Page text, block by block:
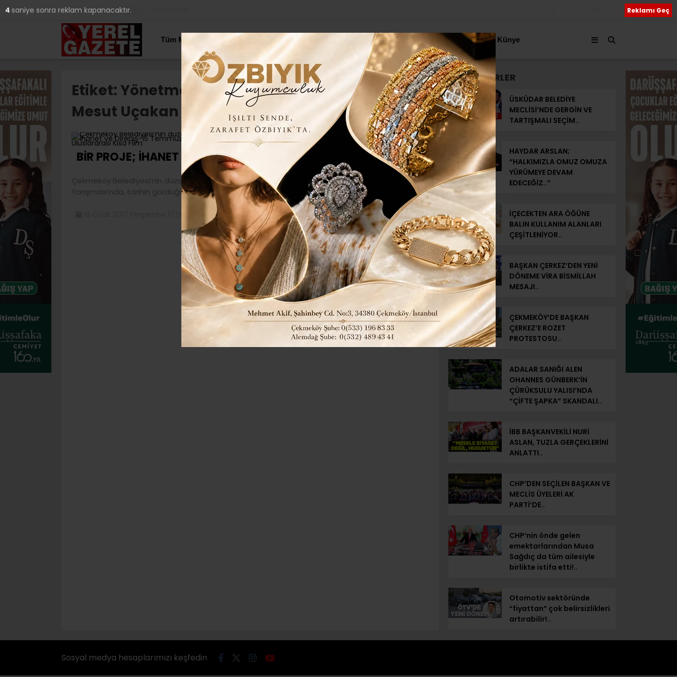
YAZARLAR 29.8
Tüm Manşetler Yerel Haberler Genel Siyaset Kültür Sanat Hakkımızda Künye
Etiket:Yönetmenler Mustafa Şevki Doğan ve
Mesut Uçakan
ÇEKMEKÖY’DEN YİNE ULUSLARARASI
BİR PROJE; İHANET VE DİRİLİŞ..
Çekmeköy Belediyesi’nin düzenlediği İhanet ve Direniş-15 Temmuz Uluslararası Kısa Film
Yarışması’nda, tarihin gördüğü en büyük
SON HABERLER
ÜSKÜDAR BELEDİYE
MECLİSİ’NDE GERGİN VE
TARTIŞMALI SEÇİM..
HAYDAR ARSLAN;
“HALKIMIZLA OMUZ OMUZA
YÜRÜMEYE DEVAM
EDECEĞİZ..”
İÇECEKTEN ARA ÖĞÜNE
BALIN KULLANIM ALANLARI
ÇEŞİTLENİYOR..
BAŞKAN ÇERKEZ’DEN YENİ
DÖNEME VİRA BİSMİLLAH
MESAJI..
ÇEKMEKÖY’DE BAŞKAN
ÇERKEZ’E ROZET
PROTESTOSU..
ADALAR SANIĞI ALEN
OHANNES GÜNBERK’İN
ÇÜRÜKSULU YALISI’NDA
“ÇİFTE ŞAPKA” SKANDALI..
İBB BAŞKANVEKİLİ NURİ
ASLAN, TUZLA GERÇEKLERİNİ
ANLATTI..
CHP’DEN SEÇİLEN BAŞKAN VE
MECLİS ÜYELERİ AK
PARTİ’DE..
CHP’nin önde gelen
emektarlarından Musa
Sağdıç da tüm ailesiyle
birlikte istifa etti!..
Otomotiv sektöründe
“fiyattan” çok belirsizlikleri
artırabilir!..
4 saniye sonra reklam kapanacaktır. Reklamı Geç
Sosyal medya hesaplarımızı keşfedin